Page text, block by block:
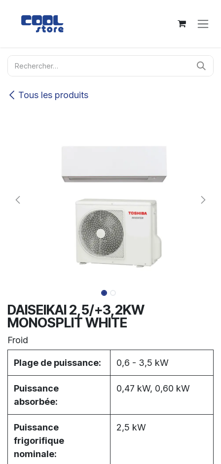
Tous les produits
DAISEIKAI 2,5/+3,2KW
MONOSPLIT WHITE
Froid
Plage de puissance: 0,6 - 3,5 kW
Puissance
absorbée:
0,47 kW, 0,60 kW
Puissance
frigorifique
nominale:
2,5 kW